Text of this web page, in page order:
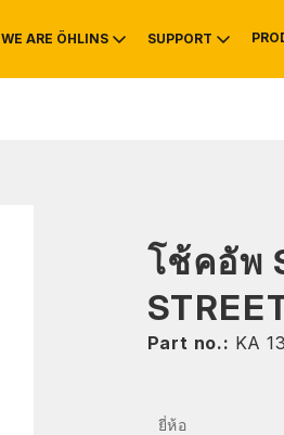
MOUNTAIN BIKE
WE ARE ÖHLINS
HISTORY
SUPPORT
SERVICE INFO &
โช้คอัพ
Part no.: KA
ยี่ห้อ